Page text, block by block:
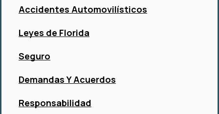
Accidentes Automovilísticos
Leyes de Florida
Seguro
Demandas Y Acuerdos
Responsabilidad